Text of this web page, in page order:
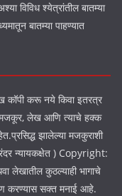
विविध श्येत्रांतील बातम्या
बातम्या पाहण्यात
कॉपी करू नये किवा इतरत्र
मजकूर, लेख आणि त्याचे हक्क
झालेल्या मजकुराशी
न्यायकक्षेत ) Copyright:
कुठल्याही भागाचे
करण्यास सक्त मनाई आहे.